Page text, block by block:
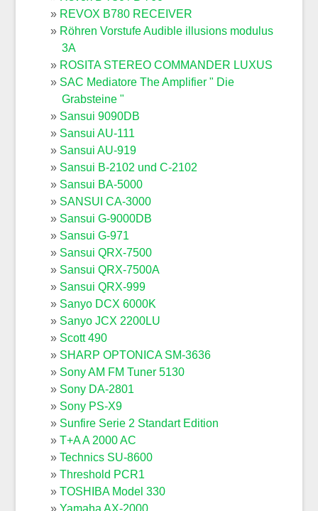
REVOX B780 RECEIVER
Röhren Vorstufe Audible illusions modulus
3A
ROSITA STEREO COMMANDER LUXUS
SAC Mediatore The Amplifier " Die
Grabsteine "
Sansui 9090DB
Sansui AU-111
Sansui AU-919
Sansui B-2102 und C-2102
Sansui BA-5000
SANSUI CA-3000
Sansui G-9000DB
Sansui G-971
Sansui QRX-7500
Sansui QRX-7500A
Sansui QRX-999
Sanyo DCX 6000K
Sanyo JCX 2200LU
Scott 490
SHARP OPTONICA SM-3636
Sony AM FM Tuner 5130
Sony DA-2801
Sony PS-X9
Sunfire Serie 2 Standart Edition
T+A A 2000 AC
Technics SU-8600
Threshold PCR1
TOSHIBA Model 330